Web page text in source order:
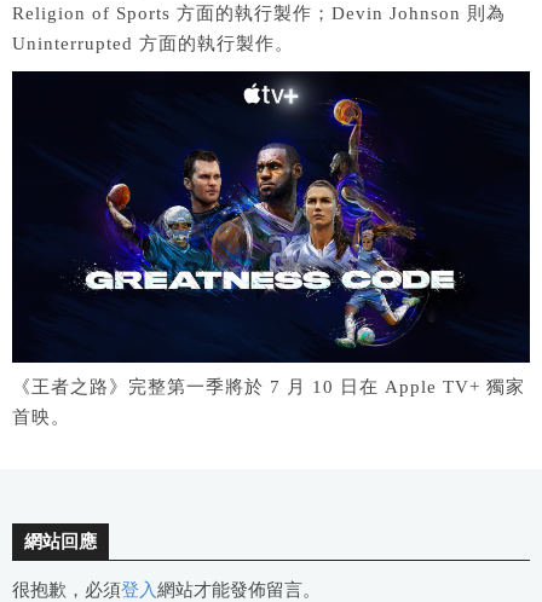
Religion of Sports 方面的執行製作；Devin Johnson 則為
Uninterrupted 方面的執行製作。
《王者之路》完整第一季將於 7 月 10 日在 Apple TV+ 獨家
首映。
網站回應
很抱歉，必須登入網站才能發佈留言。